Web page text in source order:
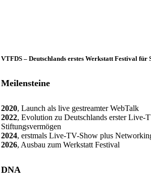
VTFDS – Deutschlands erstes Werkstatt Festival für
Meilensteine
2020, Launch als live gestreamter WebTalk
2022, Evolution zu Deutschlands erster Live-
Stiftungsvermögen
2024, erstmals Live-TV-Show plus
2026, Ausbau zum Werkstatt Festival
DNA